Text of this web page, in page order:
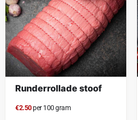
Runderrollade stoof
€2.50per 100 gram